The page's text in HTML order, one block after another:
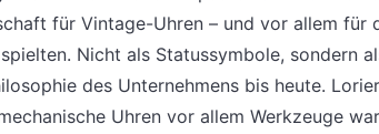
für Vintage-Uhren – und vor allem für
Nicht als Statussymbole, sondern
des Unternehmens bis heute.
Uhren vor allem Werkzeuge